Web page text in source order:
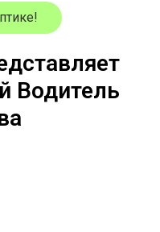
Водитель